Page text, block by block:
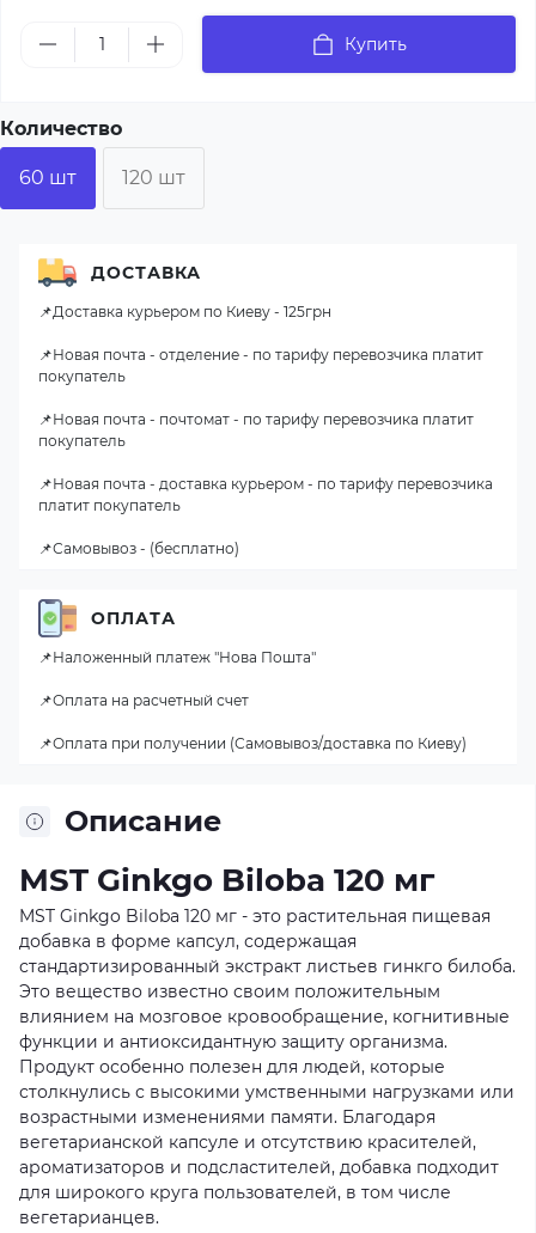
Купить
Количество
60 шт 120 шт
Описание
MST Ginkgo Biloba 120 мг
MST Ginkgo Biloba 120 мг - это растительная пищевая
добавка в форме капсул, содержащая
стандартизированный экстракт листьев гинкго билоба.
Это вещество известно своим положительным
влиянием на мозговое кровообращение, когнитивные
функции и антиоксидантную защиту организма.
Продукт особенно полезен для людей, которые
столкнулись с высокими умственными нагрузками или
возрастными изменениями памяти. Благодаря
вегетарианской капсуле и отсутствию красителей,
ароматизаторов и подсластителей, добавка подходит
для широкого круга пользователей, в том числе
вегетарианцев.
ДОСТАВКА
📌Доставка курьером по Киеву - 125грн
📌Новая почта - отделение - по тарифу перевозчика платит
покупатель
📌Новая почта - почтомат - по тарифу перевозчика платит
покупатель
📌Новая почта - доставка курьером - по тарифу перевозчика
платит покупатель
📌Самовывоз - (бесплатно)
ОПЛАТА
📌Наложенный платеж "Нова Пошта"
📌Оплата на расчетный счет
📌Оплата при получении (Самовывоз/доставка по Киеву)